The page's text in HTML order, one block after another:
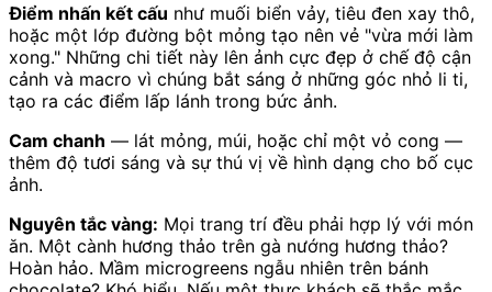
Điểm nhấn kết cấu như muối biển vảy, tiêu đen xay thô,
hoặc một lớp đường bột mỏng tạo nên vẻ "vừa mới làm
xong." Những chi tiết này lên ảnh cực đẹp ở chế độ cận
cảnh và macro vì chúng bắt sáng ở những góc nhỏ li ti,
tạo ra các điểm lấp lánh trong bức ảnh.
Cam chanh — lát mỏng, múi, hoặc chỉ một vỏ cong —
thêm độ tươi sáng và sự thú vị về hình dạng cho bố cục
ảnh.
Nguyên tắc vàng: Mọi trang trí đều phải hợp lý với món
ăn. Một cành hương thảo trên gà nướng hương thảo?
Hoàn hảo. Mầm microgreens ngẫu nhiên trên bánh